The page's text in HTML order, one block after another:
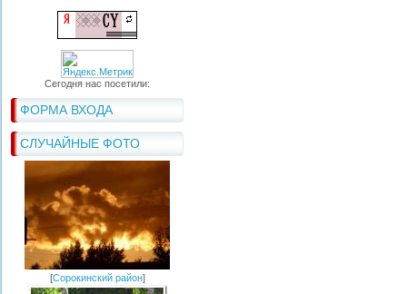
Сегодня нас посетили:
ФОРМА ВХОДА
СЛУЧАЙНЫЕ ФОТО
[Сорокинский район]